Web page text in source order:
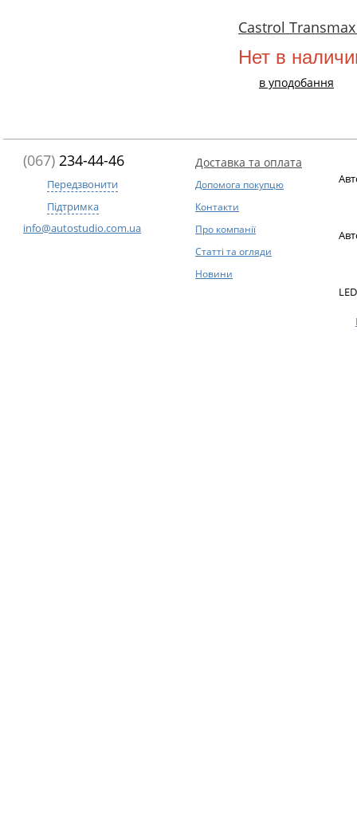
Castrol
Нет в
в уподобання
(067) 234-44-46
Передзвонити
Підтримка
info@autostudio.com.ua
Доставка та оплата
Допомога покупцю
Контакти
Про компанії
Статті та огляди
Новини